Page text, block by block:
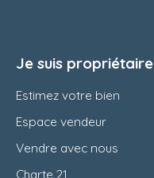
Je suis propriétaire
Estimez votre bien
Espace vendeur
Vendre avec nous
Charte 21